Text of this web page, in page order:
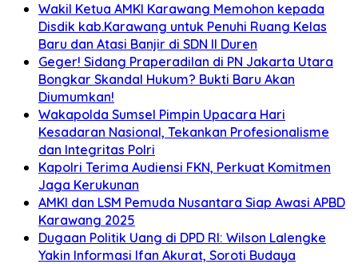
Wakil Ketua AMKI Karawang Memohon kepada
Disdik kab.Karawang untuk Penuhi Ruang Kelas
Baru dan Atasi Banjir di SDN II Duren
Geger! Sidang Praperadilan di PN Jakarta Utara
Bongkar Skandal Hukum? Bukti Baru Akan
Diumumkan!
Wakapolda Sumsel Pimpin Upacara Hari
Kesadaran Nasional, Tekankan Profesionalisme
dan Integritas Polri
Kapolri Terima Audiensi FKN, Perkuat Komitmen
Jaga Kerukunan
AMKI dan LSM Pemuda Nusantara Siap Awasi APBD
Karawang 2025
Dugaan Politik Uang di DPD RI: Wilson Lalengke
Yakin Informasi Ifan Akurat, Soroti Budaya